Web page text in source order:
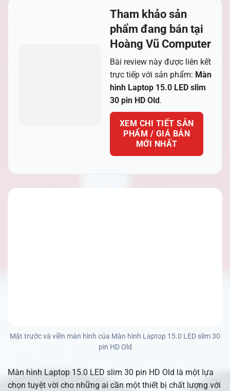
Tham khảo sản
phẩm đang bán tại
Hoàng Vũ Computer
Bài review này được liên kết
trực tiếp với sản phẩm: Màn
hình Laptop 15.0 LED slim
30 pin HD Old.
XEM CHI TIẾT SẢN
PHẨM / GIÁ BÁN
MỚI NHẤT
Mặt trước và viền màn hình của Màn hình Laptop 15.0 LED slim 30
pin HD Old
Màn hình Laptop 15.0 LED slim 30 pin HD Old là một lựa
chọn tuyệt vời cho những ai cần một thiết bị chất lượng với